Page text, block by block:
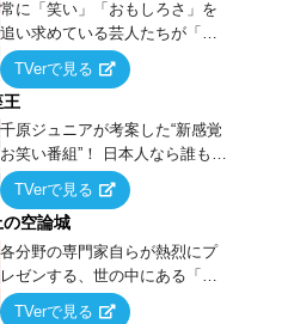
常に「笑い」「おもしろさ」を
追い求めている芸人たちが「芸
能界」という大海原に漕ぎ出で
て、新たなオモシロ人間を発掘
する！
TVerで見る
王
千原ジュニアが考案した“新感覚
お笑い番組”！ 日本人なら誰もが
馴染みのある『イス取りゲー
ム』をベースに、大喜利・ギャ
グ・モノボケ・歌…など様々な
お題で芸人がショートネタを競
い合う！
TVerで見る
空論城
各分野の専門家自らが熱烈にプ
レゼンする、世の中にある「試
したことはないが、やってみた
TVerで見る